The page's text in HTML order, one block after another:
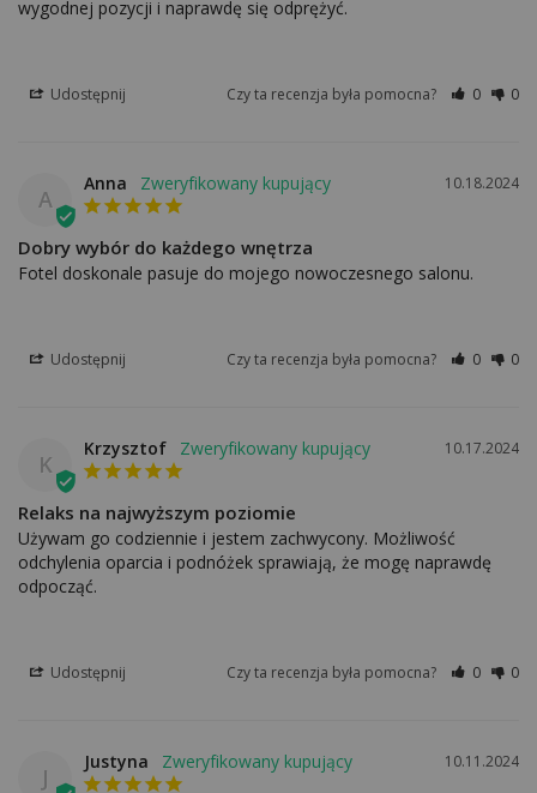
wygodnej pozycji i naprawdę się odprężyć.
Udostępnij Czy ta recenzja była pomocna? 0 0
A
10.18.2024
Anna
Dobry wybór do każdego wnętrza
Fotel doskonale pasuje do mojego nowoczesnego salonu.
Udostępnij Czy ta recenzja była pomocna? 0 0
K
10.17.2024
Krzysztof
Relaks na najwyższym poziomie
Używam go codziennie i jestem zachwycony. Możliwość
odchylenia oparcia i podnóżek sprawiają, że mogę naprawdę
odpocząć.
Udostępnij Czy ta recenzja była pomocna? 0 0
J
10.11.2024
Justyna